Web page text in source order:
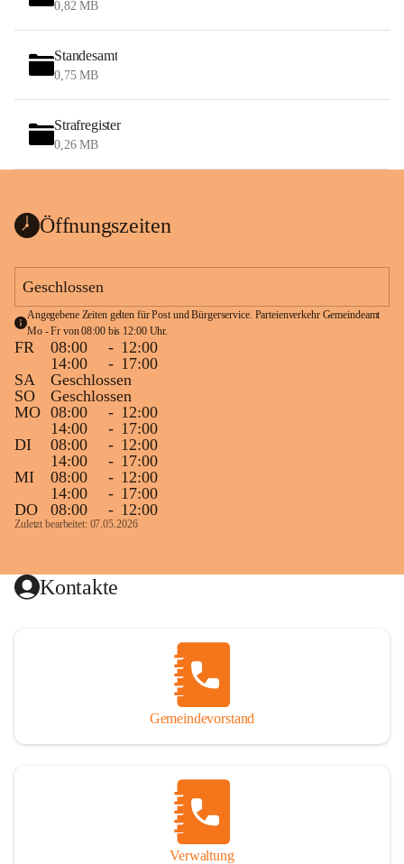
0,82 MB
Standesamt
0,75 MB
Strafregister
0,26 MB
Öffnungszeiten
Geschlossen
Angegebene Zeiten gelten für Post und Bürgerservice. Parteienverkehr Gemeindeamt
Mo - Fr von 08:00 bis 12:00 Uhr.
FR 08:00 - 12:00
14:00
- 17:00
SA
Geschlossen
SO
Geschlossen
MO 08:00 - 12:00
14:00
- 17:00
DI
08:00 - 12:00
14:00
- 17:00
MI
08:00 - 12:00
14:00
- 17:00
DO
08:00 - 12:00
Zuletzt bearbeitet: 07.05.2026
Kontakte
Gemeindevorstand
Verwaltung